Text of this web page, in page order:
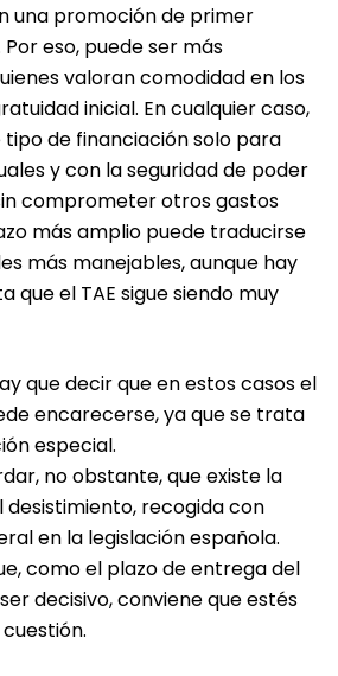
una promoción de primer
eso, puede ser más
valoran comodidad en los
inicial. En cualquier caso,
de financiación solo para
y con la seguridad de poder
comprometer otros gastos
más amplio puede traducirse
más manejables, aunque hay
que el TAE sigue siendo muy
que decir que en estos casos el
encarecerse, ya que se trata
especial.
no obstante, que existe la
desistimiento, recogida con
en la legislación española.
como el plazo de entrega del
decisivo, conviene que estés